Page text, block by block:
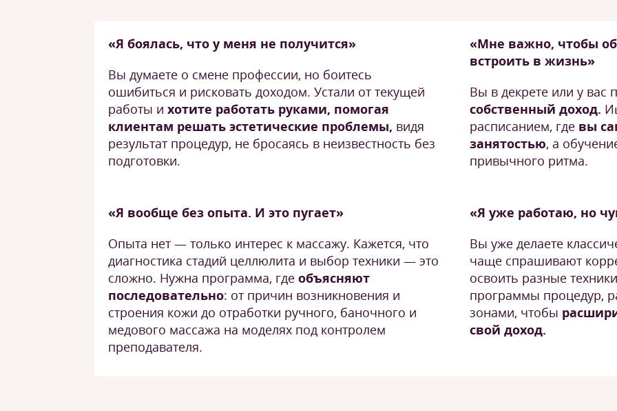
«Я боялась, что у меня не получится»
Вы думаете о смене профессии, но боитесь
ошибиться и рисковать доходом. Устали от текущей
работы и хотите работать руками, помогая
клиентам решать эстетические проблемы, видя
результат процедур, не бросаясь в неизвестность без
подготовки.
«Мне важно, чтобы
встроить в жизнь»
Вы в декрете или у вас
собственный доход.
расписанием, где вы
занятостью, а
привычного ритма.
«Я вообще без опыта. И это пугает»
Опыта нет — только интерес к массажу. Кажется, что
диагностика стадий целлюлита и выбор техники — это
сложно. Нужна программа, где объясняют
последовательно: от причин возникновения и
строения кожи до отработки ручного, баночного и
медового массажа на моделях под контролем
преподавателя.
«Я уже работаю, но
Вы уже делаете
чаще спрашивают
освоить разные
программы процедур,
зонами, чтобы
свой доход.